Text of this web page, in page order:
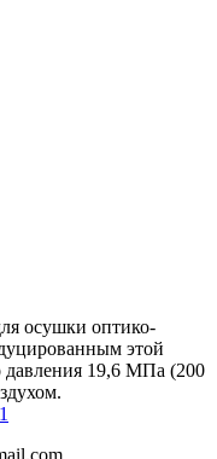
осушки оптико-
этой
давления 19,6 МПа (200